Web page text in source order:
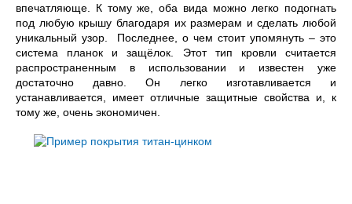
впечатляюще. К тому же, оба вида можно легко подогнать
под любую крышу благодаря их размерам и сделать любой
уникальный узор. Последнее, о чем стоит упомянуть – это
система планок и защёлок. Этот тип кровли считается
распространенным в использовании и известен уже
достаточно давно. Он легко изготавливается и
устанавливается, имеет отличные защитные свойства и, к
тому же, очень экономичен.